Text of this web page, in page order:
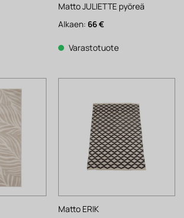
Matto JULIETTE pyöreä
Alkaen: 66€
Varastotuote
Matto ERIK